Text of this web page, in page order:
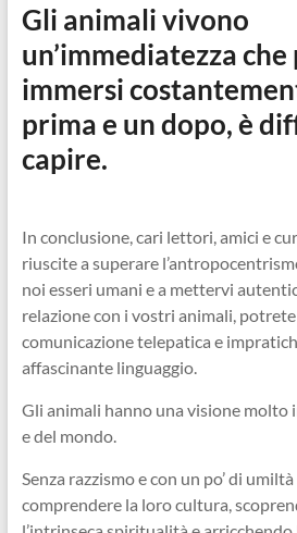
Gli animali vivono
un’immediatezza che
immersi
prima e un dopo, è
capire.
In conclusione, cari lettori, amici e
riuscite a superare
noi esseri umani e a mettervi
relazione con i vostri animali,
comunicazione telepatica e
affascinante linguaggio.
Gli animali hanno una visione molto
e del mondo.
Senza razzismo e con un po’ di
comprendere la loro cultura,